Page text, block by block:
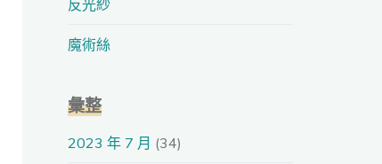
反光紗
魔術絲
彙整
2023 年 7 月 (34)